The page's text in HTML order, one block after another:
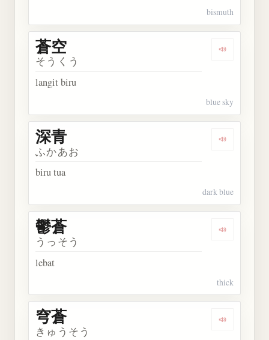
bismuth
Dengarkan
蒼空
そうくう
langit biru
blue sky
Dengarkan
深青
ふかあお
biru tua
dark blue
Dengarkan
鬱蒼
うっそう
lebat
thick
Dengarkan
穹蒼
きゅうそう